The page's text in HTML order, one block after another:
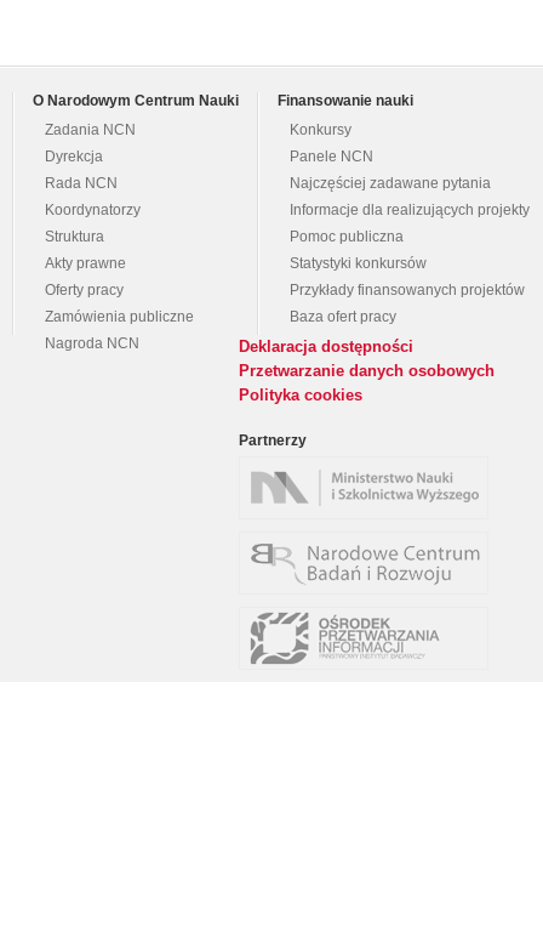
O Narodowym Centrum Nauki
Zadania NCN
Dyrekcja
Rada NCN
Koordynatorzy
Struktura
Akty prawne
Oferty pracy
Zamówienia publiczne
Nagroda NCN
Finansowanie nauki
Konkursy
Panele NCN
Najczęściej zadawane pytania
Informacje dla realizujących projekty
Pomoc publiczna
Statystyki konkursów
Przykłady finansowanych projektów
Baza ofert pracy
Deklaracja dostępności
Przetwarzanie danych osobowych
Polityka cookies
Partnerzy